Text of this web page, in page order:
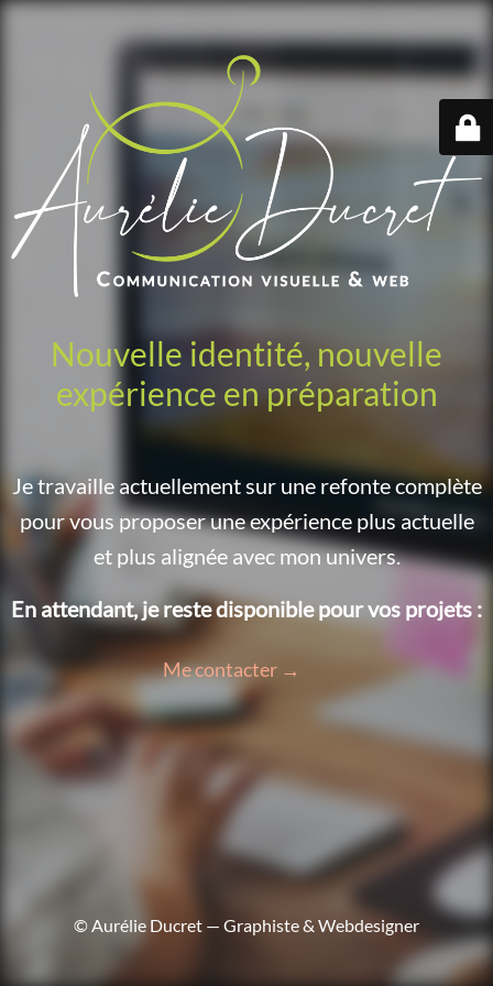
Nouvelle identité, nouvelle
expérience en préparation
Je travaille actuellement sur une refonte complète
pour vous proposer une expérience plus actuelle
et plus alignée avec mon univers.
En attendant, je reste disponible pour vos projets :
Me contacter →
© Aurélie Ducret — Graphiste & Webdesigner